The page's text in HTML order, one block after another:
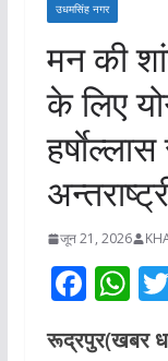
उधमसिंह नगर
मन की
के लिए
जून 21, 2026
F W
रूद्रपुर(खबर